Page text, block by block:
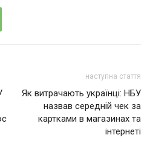
наступна стаття
Як витрачають українці: НБУ
назвав середній чек за
картками в магазинах та
інтернеті